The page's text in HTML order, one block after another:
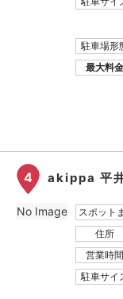
駐車場形
最大料金
4 akippa 平
スポット
住所
営業時間
駐車サイ
No Image